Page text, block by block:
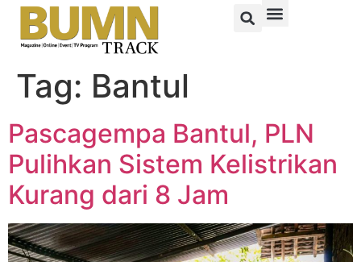
Tag: Bantul
Pascagempa Bantul, PLN
Pulihkan Sistem Kelistrikan
Kurang dari 8 Jam